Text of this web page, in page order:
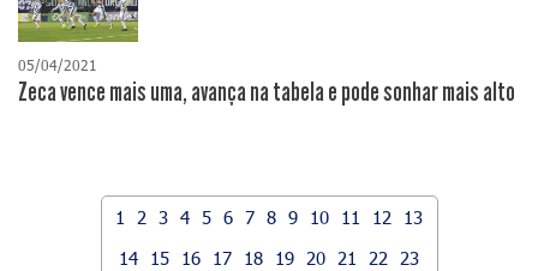
05/04/2021
Zeca vence mais uma, avança na tabela e pode sonhar mais alto
1 2 3 4 5 6 7 8 9 10 11 12
13
14
15 16 17 18 19 20 21 22
23